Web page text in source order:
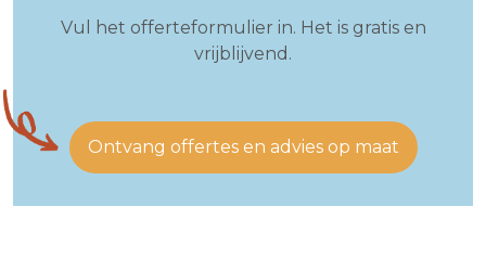
Vul het offerteformulier in. Het is gratis en
vrijblijvend.
Ontvang offertes en advies op maat